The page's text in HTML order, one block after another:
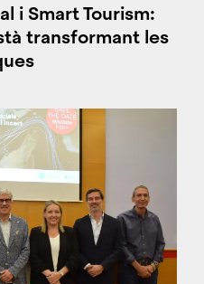
i Smart Tourism:
transformant les